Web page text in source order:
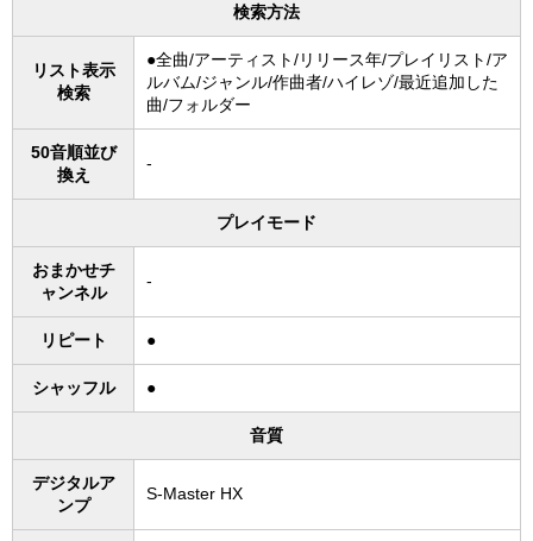
検索方法
リスト表示
検索
●全曲/アーティスト/リリース年/プレイリスト/ア
ルバム/ジャンル/作曲者/ハイレゾ/最近追加した
曲/フォルダー
50音順並び
換え
-
プレイモード
おまかせチ
ャンネル
-
リピート ●
シャッフル ●
音質
デジタルア
ンプ
S-Master HX